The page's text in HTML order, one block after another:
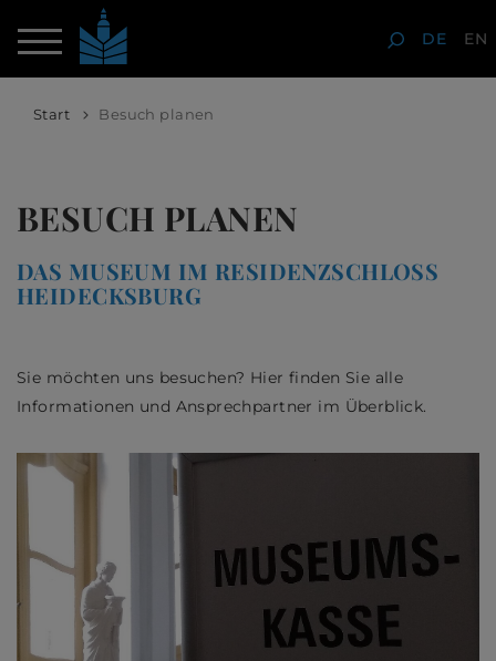
DE EN
Start Besuch planen
BESUCH PLANEN
DAS MUSEUM IM RESIDENZSCHLOSS
HEIDECKSBURG
Sie möchten uns besuchen? Hier finden Sie alle
Informationen und Ansprechpartner im Überblick.